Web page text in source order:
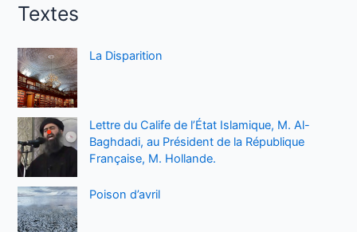
Textes
La Disparition
Lettre du Calife de l’État Islamique, M. Al-
Baghdadi, au Président de la République
Française, M. Hollande.
Poison d’avril